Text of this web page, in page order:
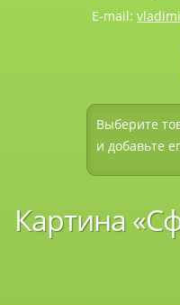
E-mail:
Выберите
и добавьте
Картина